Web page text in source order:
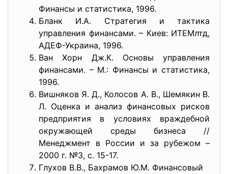
Финансы и статистика, 1996.
Бланк И.А. Стратегия и тактика
управления финансами. – Киев: ИТЕМлтд,
АДЕФ-Украина, 1996.
Ван Хорн Дж.К. Основы управления
финансами. – М.: Финансы и статистика,
1996.
Вишняков Я. Д., Колосов А. В., Шемякин В.
Л. Оценка и анализ финансовых рисков
предприятия в условиях враждебной
окружающей среды бизнеса //
Менеджмент в России и за рубежом –
2000 г. №3, с. 15-17.
Глухов В.В., Бахрамов Ю.М. Финансовый